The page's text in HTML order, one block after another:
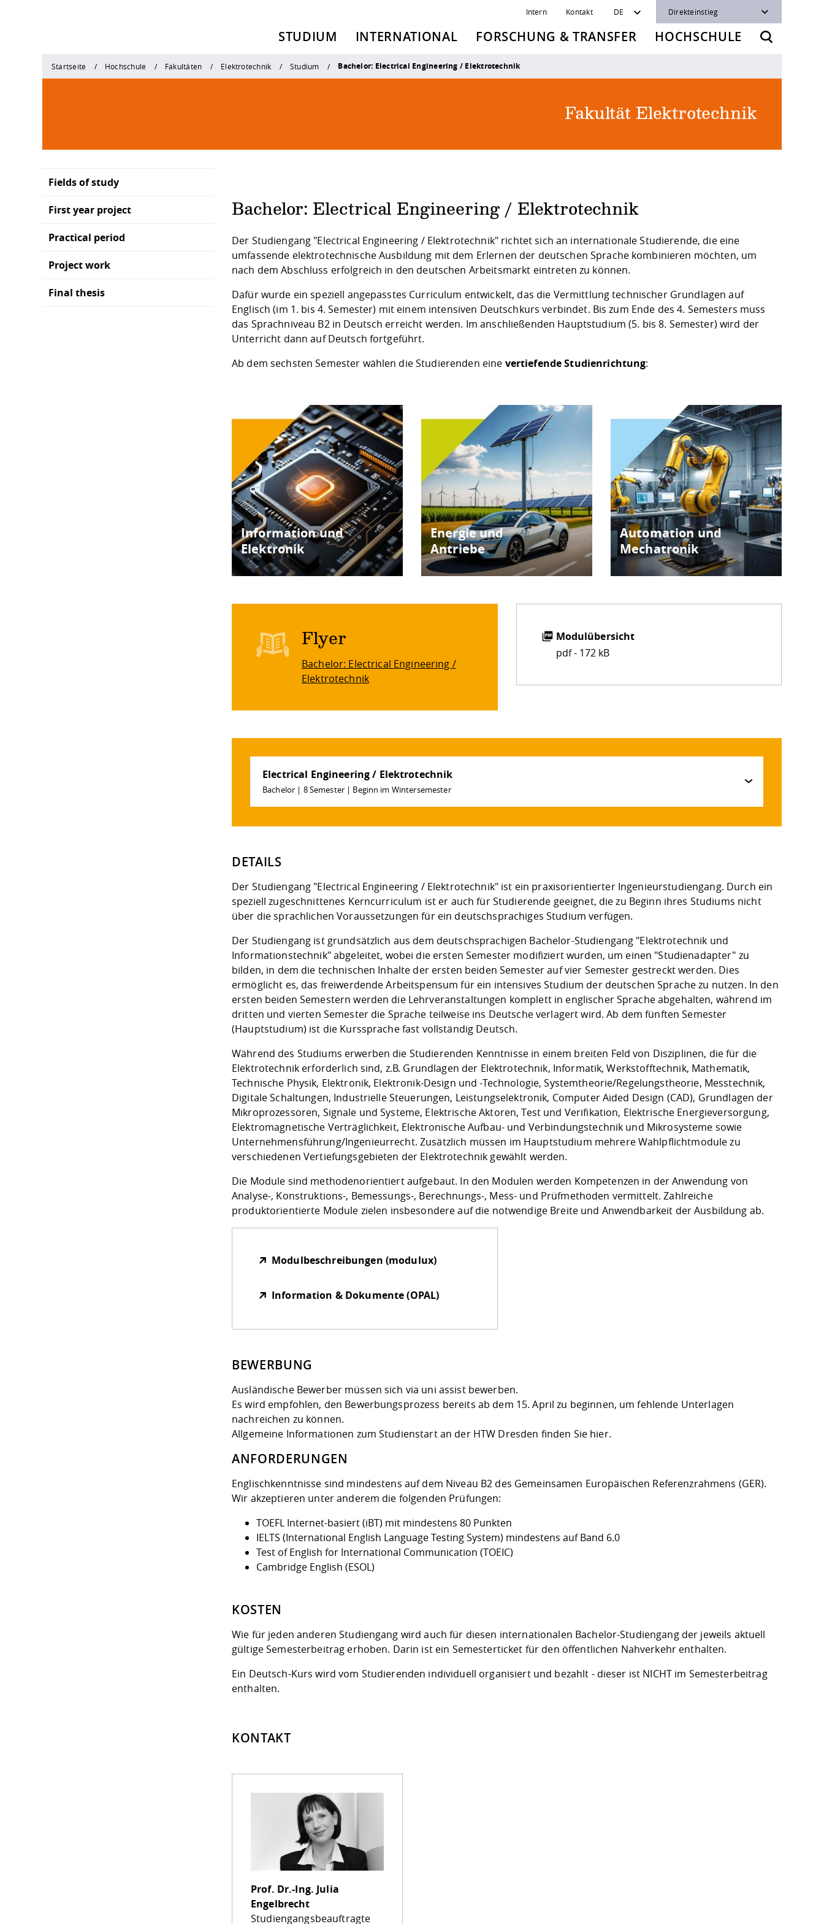
Intern Kontakt DE Direkteinstieg
STUDIUM INTERNATIONAL FORSCHUNG & TRANSFER HOCHSCHULE
Startseite Hochschule Fakultäten Elektrotechnik Studium Bachelor: Electrical Engineering / Elektrotechnik
Fakultät Elektrotechnik
Fields of study
First year project
Practical period
Project work
Final thesis
Bachelor: Electrical Engineering / Elektrotechnik
Der Studiengang "Electrical Engineering / Elektrotechnik" richtet sich an internationale Studierende, die eine
umfassende elektrotechnische Ausbildung mit dem Erlernen der deutschen Sprache kombinieren möchten, um
nach dem Abschluss erfolgreich in den deutschen Arbeitsmarkt eintreten zu können.
Dafür wurde ein speziell angepasstes Curriculum entwickelt, das die Vermittlung technischer Grundlagen auf
Englisch (im 1. bis 4. Semester) mit einem intensiven Deutschkurs verbindet. Bis zum Ende des 4. Semesters muss
das Sprachniveau B2 in Deutsch erreicht werden. Im anschließenden Hauptstudium (5. bis 8. Semester) wird der
Unterricht dann auf Deutsch fortgeführt.
Ab dem sechsten Semester wählen die Studierenden eine vertiefende Studienrichtung:
Information und
Elektronik
Energie und
Antriebe
Automation und
Mechatronik
Flyer
Bachelor: Electrical Engineering /
Elektrotechnik
Modulübersicht
pdf - 172 kB
Electrical Engineering / Elektrotechnik
Bachelor | 8 Semester | Beginn im Wintersemester
DETAILS
Der Studiengang "Electrical Engineering / Elektrotechnik" ist ein praxisorientierter Ingenieurstudiengang. Durch ein
speziell zugeschnittenes Kerncurriculum ist er auch für Studierende geeignet, die zu Beginn ihres Studiums nicht
über die sprachlichen Voraussetzungen für ein deutschsprachiges Studium verfügen.
Der Studiengang ist grundsätzlich aus dem deutschsprachigen Bachelor-Studiengang "Elektrotechnik und
Informationstechnik" abgeleitet, wobei die ersten Semester modifiziert wurden, um einen "Studienadapter" zu
bilden, in dem die technischen Inhalte der ersten beiden Semester auf vier Semester gestreckt werden. Dies
ermöglicht es, das freiwerdende Arbeitspensum für ein intensives Studium der deutschen Sprache zu nutzen. In den
ersten beiden Semestern werden die Lehrveranstaltungen komplett in englischer Sprache abgehalten, während im
dritten und vierten Semester die Sprache teilweise ins Deutsche verlagert wird. Ab dem fünften Semester
(Hauptstudium) ist die Kurssprache fast vollständig Deutsch.
Während des Studiums erwerben die Studierenden Kenntnisse in einem breiten Feld von Disziplinen, die für die
Elektrotechnik erforderlich sind, z.B. Grundlagen der Elektrotechnik, Informatik, Werkstofftechnik, Mathematik,
Technische Physik, Elektronik, Elektronik-Design und -Technologie, Systemtheorie/Regelungstheorie, Messtechnik,
Digitale Schaltungen, Industrielle Steuerungen, Leistungselektronik, Computer Aided Design (CAD), Grundlagen der
Mikroprozessoren, Signale und Systeme, Elektrische Aktoren, Test und Verifikation, Elektrische Energieversorgung,
Elektromagnetische Verträglichkeit, Elektronische Aufbau- und Verbindungstechnik und Mikrosysteme sowie
Unternehmensführung/Ingenieurrecht. Zusätzlich müssen im Hauptstudium mehrere Wahlpflichtmodule zu
verschiedenen Vertiefungsgebieten der Elektrotechnik gewählt werden.
Die Module sind methodenorientiert aufgebaut. In den Modulen werden Kompetenzen in der Anwendung von
Analyse-, Konstruktions-, Bemessungs-, Berechnungs-, Mess- und Prüfmethoden vermittelt. Zahlreiche
produktorientierte Module zielen insbesondere auf die notwendige Breite und Anwendbarkeit der Ausbildung ab.
Modulbeschreibungen (modulux)
Information & Dokumente (OPAL)
BEWERBUNG
Ausländische Bewerber müssen sich via uni assistbewerben.
Es wird empfohlen, den Bewerbungsprozess bereits ab dem 15. April zu beginnen, um fehlende Unterlagen
nachreichen zu können.
Allgemeine Informationen zum Studienstart an der HTW Dresden finden Sie hier.
ANFORDERUNGEN
Englischkenntnisse sind mindestens auf dem Niveau B2 des Gemeinsamen Europäischen Referenzrahmens (GER).
Wir akzeptieren unter anderem die folgenden Prüfungen:
TOEFL Internet-basiert (iBT) mit mindestens 80 Punkten
IELTS (International English Language Testing System) mindestens auf Band 6.0
Test of English for International Communication (TOEIC)
Cambridge English (ESOL)
KOSTEN
Wie für jeden anderen Studiengang wird auch für diesen internationalen Bachelor-Studiengang der jeweils aktuell
gültigeSemesterbeitrag erhoben. Darin ist ein Semesterticket für den öffentlichen Nahverkehr enthalten.
Ein Deutsch-Kurs wird vom Studierenden individuell organisiert und bezahlt - dieser ist NICHT im Semesterbeitrag
enthalten.
KONTAKT
Prof. Dr.-Ing. Julia
Engelbrecht
Studiengangsbeauftragte